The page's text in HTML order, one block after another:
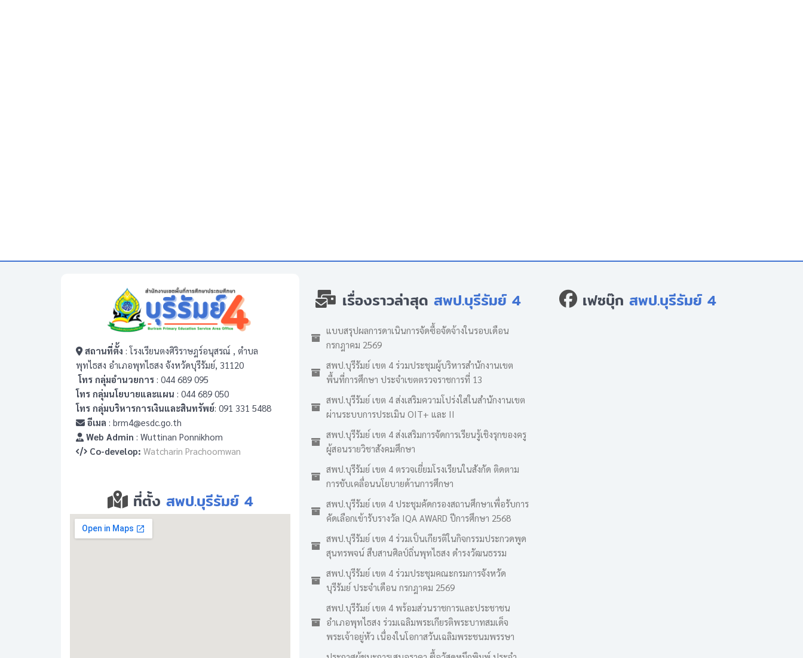
สถานที่ตั้ง : โรงเรียนตงศิริราษฎร์อนุสรณ์ , ตำบล
พุทไธสง อำเภอพุทไธสง จังหวัดบุรีรัมย์, 31120
โทร กลุ่มอำนวยการ : 044 689 095
โทร กลุ่มนโยบายและแผน : 044 689 050
โทร กลุ่มบริหารการเงินและสินทรัพย์: 091 331 5488
อีเมล : brm4@esdc.go.th
Web Admin : Wuttinan Ponnikhom
Co-develop: Watcharin Prachoomwan
ที่ตั้ง สพป.บุรีรัมย์ 4
เรื่องราวล่าสุด สพป.บุรีรัมย์ 4
แบบสรุปผลการดาเนินการจัดซื้อจัดจ้างในรอบเดือน
กรกฎาคม 2569
สพป.บุรีรัมย์ เขต 4 ร่วมประชุมผู้บริหารสำนักงานเขต
พื้นที่การศึกษา ประจำเขตตรวจราชการที่ 13
สพป.บุรีรัมย์ เขต 4 ส่งเสริมความโปร่งใสในสำนักงานเขต
ผ่านระบบการประเมิน OIT+ และ II
สพป.บุรีรัมย์ เขต 4 ส่งเสริมการจัดการเรียนรู้เชิงรุกของครู
ผู้สอนรายวิชาสังคมศึกษา
สพป.บุรีรัมย์ เขต 4 ตรวจเยี่ยมโรงเรียนในสังกัด ติดตาม
การขับเคลื่อนนโยบายด้านการศึกษา
สพป.บุรีรัมย์ เขต 4 ประชุมคัดกรองสถานศึกษาเพื่อรับการ
คัดเลือกเข้ารับรางวัล IQA AWARD ปีการศึกษา 2568
สพป.บุรีรัมย์ เขต 4 ร่วมเป็นเกียรติในกิจกรรมประกวดพูด
สุนทรพจน์ สืบสานศิลป์ถิ่นพุทไธสง ดำรงวัฒนธรรม
สพป.บุรีรัมย์ เขต 4 ร่วมประชุมคณะกรมการจังหวัด
บุรีรัมย์ ประจำเดือน กรกฎาคม 2569
สพป.บุรีรัมย์ เขต 4 พร้อมส่วนราชการและประชาชน
อำเภอพุทไธสง ร่วมเฉลิมพระเกียรติพระบาทสมเด็จ
พระเจ้าอยู่หัว เนื่องในโอกาสวันเฉลิมพระชนมพรรษา
เฟซบุ๊ก สพป.บุรีรัมย์ 4